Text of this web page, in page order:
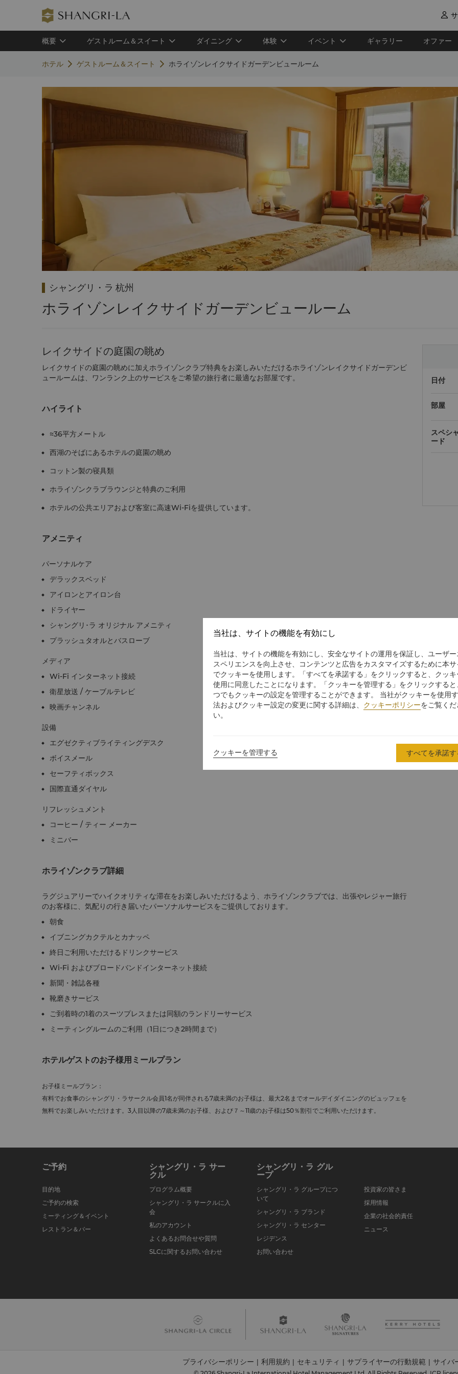

概要 ゲストルーム＆スイート ダイニング 体験 イベント ギャラリー オファー
ホテル ゲストルーム＆スイート ホライゾンレイクサイドガーデンビュールーム
シャングリ・ラ 杭州
ホライゾンレイクサイドガーデンビュールーム
レイクサイドの庭園の眺め
レイクサイドの庭園の眺めに加えホライゾンクラブ特典をお楽しみいただけるホライゾンレイクサイドガーデンビ
ュールームは、ワンランク上のサービスをご希望の旅行者に最適なお部屋です。
ハイライト
≈36平方メートル
西湖のそばにあるホテルの庭園の眺め
コットン製の寝具類
ホライゾンクラブラウンジと特典のご利用
ホテルの公共エリアおよび客室に高速Wi-Fiを提供しています。
アメニティ
パーソナルケア
デラックスベッド
アイロンとアイロン台
ドライヤー
シャングリ･ラ オリジナル アメニティ
プラッシュタオルとバスローブ
メディア
Wi-Fi インターネット接続
衛星放送 / ケーブルテレビ
映画チャンネル
設備
エグゼクティブライティングデスク
ボイスメール
セーフティボックス
国際直通ダイヤル
リフレッシュメント
コーヒー / ティー メーカー
ミニバー
ホライゾンクラブ詳細
ラグジュアリーでハイクオリティな滞在をお楽しみいただけるよう、ホライゾンクラブでは、出張やレジャー旅行
のお客様に、気配りの行き届いたパーソナルサービスをご提供しております。
朝食
イブニングカクテルとカナッペ
終日ご利用いただけるドリンクサービス
Wi-Fi およびブロードバンドインターネット接続
新聞・雑誌各種
靴磨きサービス
ご到着時の1着のスーツプレスまたは同額のランドリーサービス
ミーティングルームのご利用（1日につき2時間まで）
ホテルゲストのお子様用ミールプラン
お子様ミールプラン：
有料でお食事のシャングリ・ラサークル会員1名が同伴される7歳未満のお子様は、最大2名までオールデイダイニングのビュッフェを
無料でお楽しみいただけます。3人目以降の7歳未満のお子様、および７～11歳のお子様は50％割引でご利用いただけます。
日付
部屋
スペシ
ード
ご予約
目的地
ご予約の検索
ミーティング＆イベント
レストラン＆バー
シャングリ・ラ サー
クル
プログラム概要
シャングリ・ラ サークルに入
会
私のアカウント
よくあるお問合せや質問
SLCに関するお問い合わせ
シャングリ・ラ グル
ープ
シャングリ・ラ グループにつ
いて
シャングリ・ラ ブランド
シャングリ・ラ センター
レジデンス
お問い合わせ
投資家の皆さま
採用情報
企業の社会的責任
ニュース
プライバシーポリシー 利用規約 セキュリティ サプライヤーの行動規範 サイバ
当社は、サイトの機能を有効にし
当社は、サイトの機能を有効にし、安全なサイトの運用を保証し、ユーザー
スペリエンスを向上させ、コンテンツと広告をカスタマイズするために本サ
でクッキーを使用します。「すべてを承諾する」をクリックすると、クッ
使用に同意したことになります。「クッキーを管理する」をクリックする
つでもクッキーの設定を管理することができます。 当社がクッキーを使用
法およびクッキー設定の変更に関する詳細は、 クッキーポリシーをご覧くだ
い。
クッキーを管理する すべてを承諾す